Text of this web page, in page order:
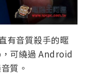
有音質殺手的暱
可繞過 Android
質。